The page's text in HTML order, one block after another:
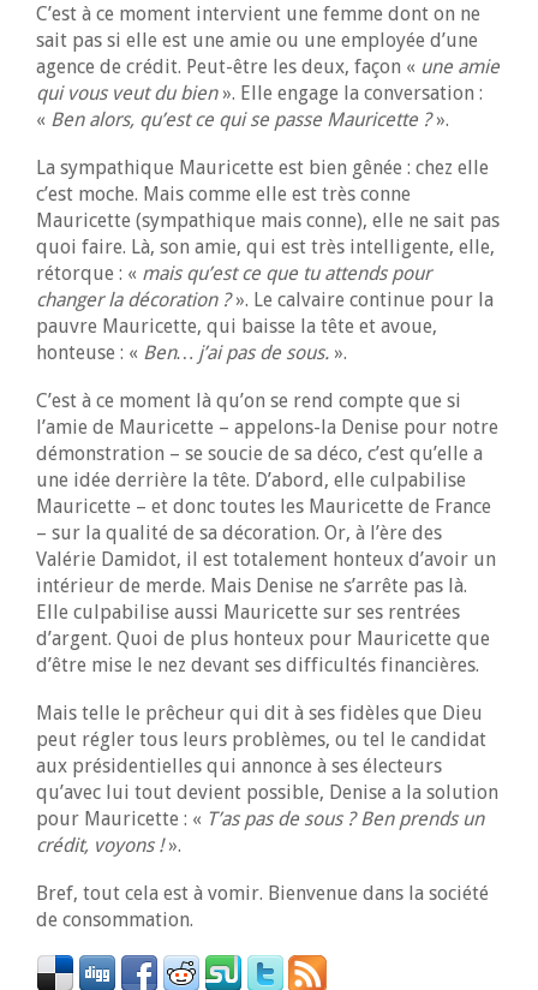
C’est à ce moment intervient une femme dont on ne
sait pas si elle est une amie ou une employée d’une
agence de crédit. Peut-être les deux, façon « une amie
qui vous veut du bien». Elle engage la conversation :
« Ben alors, qu’est ce qui se passe Mauricette ?».
La sympathique Mauricette est bien gênée : chez elle
c’est moche. Mais comme elle est très conne
Mauricette (sympathique mais conne), elle ne sait pas
quoi faire. Là, son amie, qui est très intelligente, elle,
rétorque : « mais qu’est ce que tu attends pour
changer la décoration ?». Le calvaire continue pour la
pauvre Mauricette, qui baisse la tête et avoue,
honteuse : « Ben… j’ai pas de sous. ».
C’est à ce moment là qu’on se rend compte que si
l’amie de Mauricette – appelons-la Denise pour notre
démonstration – se soucie de sa déco, c’est qu’elle a
une idée derrière la tête. D’abord, elle culpabilise
Mauricette – et donc toutes les Mauricette de France
– sur la qualité de sa décoration. Or, à l’ère des
Valérie Damidot, il est totalement honteux d’avoir un
intérieur de merde. Mais Denise ne s’arrête pas là.
Elle culpabilise aussi Mauricette sur ses rentrées
d’argent. Quoi de plus honteux pour Mauricette que
d’être mise le nez devant ses difficultés financières.
Mais telle le prêcheur qui dit à ses fidèles que Dieu
peut régler tous leurs problèmes, ou tel le candidat
aux présidentielles qui annonce à ses électeurs
qu’avec lui tout devient possible, Denise a la solution
pour Mauricette : « T’as pas de sous ? Ben prends un
crédit, voyons !».
Bref, tout cela est à vomir. Bienvenue dans la société
de consommation.